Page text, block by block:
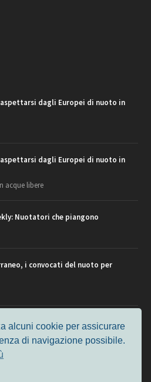
aspettarsi dagli Europei di nuoto in
aspettarsi dagli Europei di nuoto in
acque libere
Nuotatori che piangono
i convocati del nuoto per
2026: fra veterani e giovani, chi
alcuni cookie per assicurare
di navigazione possibile.